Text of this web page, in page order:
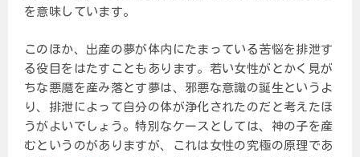
を意味しています。
このほか、出産の夢が体内にたまっている苦悩を排泄す
る役目をはたすこともあります。若い女性がとかく見が
ちな悪魔を産み落とす夢は、邪悪な意識の誕生というよ
り、排泄によって自分の体が浄化されたのだと考えたほ
うがよいでしょう。特別なケースとしては、神の子を産
むというのがありますが、これは女性の究極の原理であ